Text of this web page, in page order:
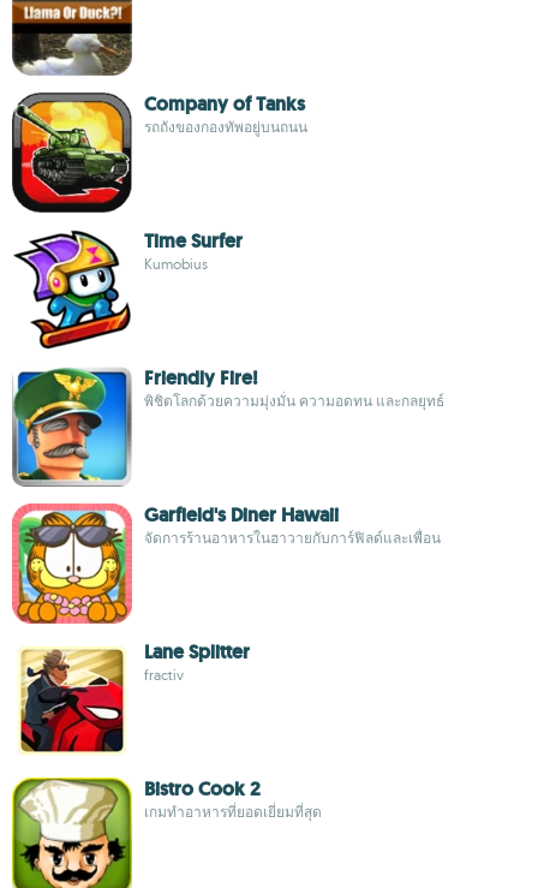
Company of Tanks
รถถังของกองทัพอยู่บนถนน
Time Surfer
Kumobius
Friendly Fire!
พิชิตโลกด้วยความมุ่งมั่น ความอดทน และกลยุทธ์
Garfield's Diner Hawaii
จัดการร้านอาหารในฮาวายกับการ์ฟิลด์และเพื่อน
Lane Splitter
fractiv
Bistro Cook 2
เกมทำอาหารที่ยอดเยี่ยมที่สุด